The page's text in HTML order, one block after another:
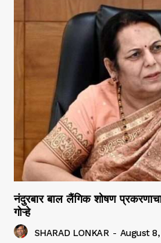
नंदुरबार बाल लैंगिक शोषण
गोऱ्हे
SHARAD LONKAR - August